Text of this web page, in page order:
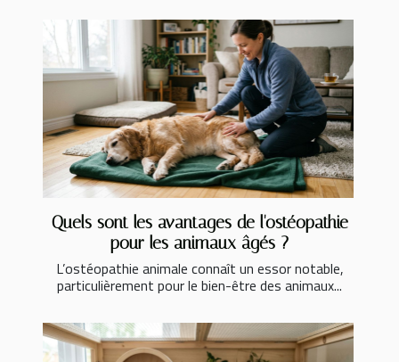
Quels sont les avantages de l'ostéopathie
pour les animaux âgés ?
L’ostéopathie animale connaît un essor notable,
particulièrement pour le bien-être des animaux...